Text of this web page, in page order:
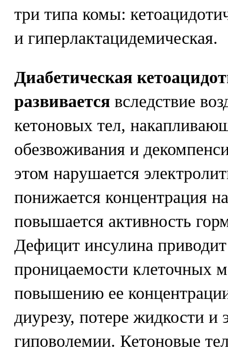
три типа комы:
и гиперлактацидемическая.
Диабетическая
развивается вследствие
кетоновых тел,
обезвоживания и
этом нарушается
понижается концентрация
повышается активность
Дефицит инсулина
проницаемости клеточных
повышению ее
диурезу, потере жидкости и
гиповолемии. Кетоновые